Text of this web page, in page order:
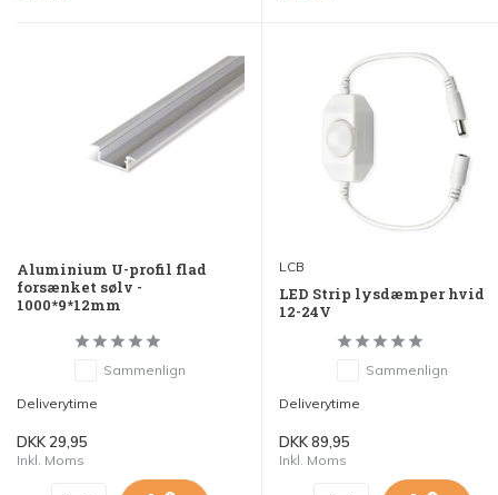
Aluminium U-profil flad
forsænket sølv -
1000*9*12mm
Sammenlign
Deliverytime
DKK 29,95
Inkl. Moms
LCB
LED Strip lysdæmper hvid
12-24V
Sammenlign
Deliverytime
DKK 89,95
Inkl. Moms